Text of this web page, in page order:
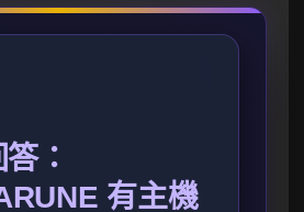
：
有主機